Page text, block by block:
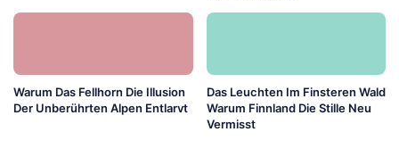
Warum Das Fellhorn Die Illusion
Der Unberührten Alpen Entlarvt
Das Leuchten Im Finsteren Wald
Warum Finnland Die Stille Neu
Vermisst